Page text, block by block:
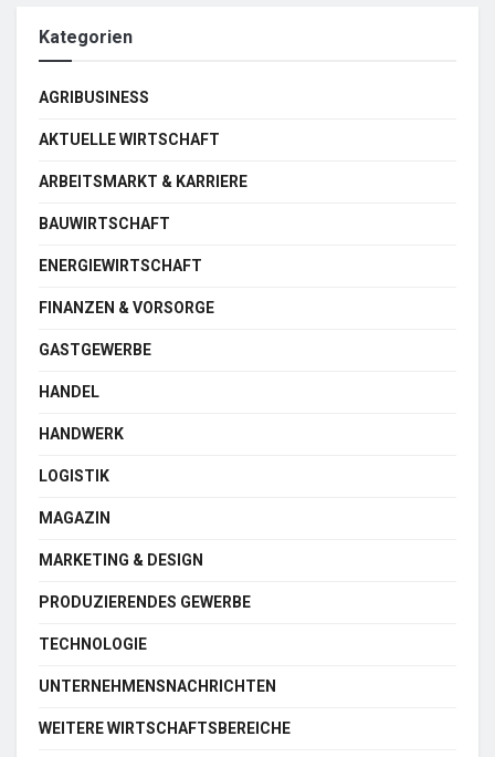
Kategorien
AGRIBUSINESS
AKTUELLE WIRTSCHAFT
ARBEITSMARKT & KARRIERE
BAUWIRTSCHAFT
ENERGIEWIRTSCHAFT
FINANZEN & VORSORGE
GASTGEWERBE
HANDEL
HANDWERK
LOGISTIK
MAGAZIN
MARKETING & DESIGN
PRODUZIERENDES GEWERBE
TECHNOLOGIE
UNTERNEHMENSNACHRICHTEN
WEITERE WIRTSCHAFTSBEREICHE